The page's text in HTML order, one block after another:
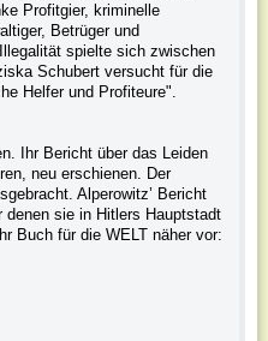
Profitgier, kriminelle
Betrüger und
spielte sich zwischen
Schubert versucht für die
Helfer und Profiteure".
Ihr Bericht über das Leiden
neu erschienen. Der
Alperowitz’ Bericht
sie in Hitlers Hauptstadt
Buch für die WELT näher vor: